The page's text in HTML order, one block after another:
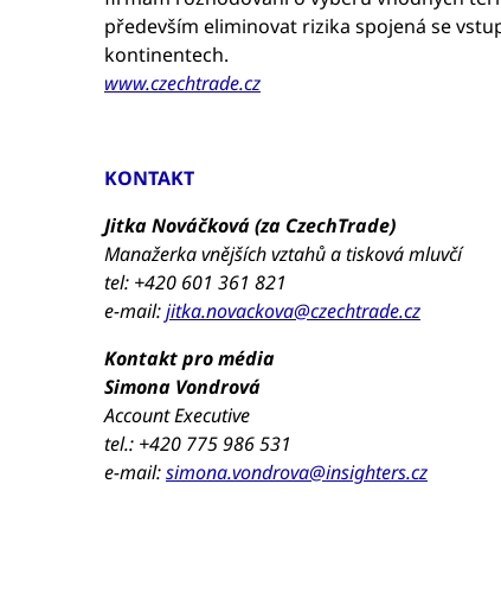
především eliminovat rizika spojená se
kontinentech.
www.czechtrade.cz
KONTAKT
Jitka Nováčková (za CzechTrade)
Manažerka vnějších vztahů a tisková mluvčí
tel: +420 601 361 821
e-mail:jitka.novackova@czechtrade.cz
Kontakt pro média
Simona Vondrová
Account Executive
tel.: +420 775 986 531
e-mail:simona.vondrova@insighters.cz